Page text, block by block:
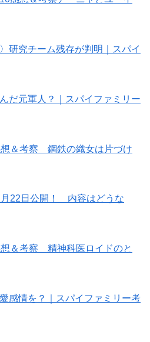
研究チーム残存が判明｜スパイ
だ元軍人？｜スパイファミリー
＆考察 鋼鉄の織女は片づけ
22日公開！ 内容はどうな
＆考察 精神科医ロイドのと
感情を？｜スパイファミリー考